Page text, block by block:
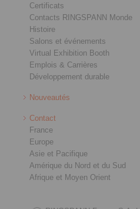
Certificats
Contacts RINGSPANN Monde
Histoire
Salons et événements
Virtual Exhibition Booth
Emplois & Carrières
Développement durable
Nouveautés
Contact
France
Europe
Asie et Pacifique
Amérique du Nord et du Sud
Afrique et Moyen Orient